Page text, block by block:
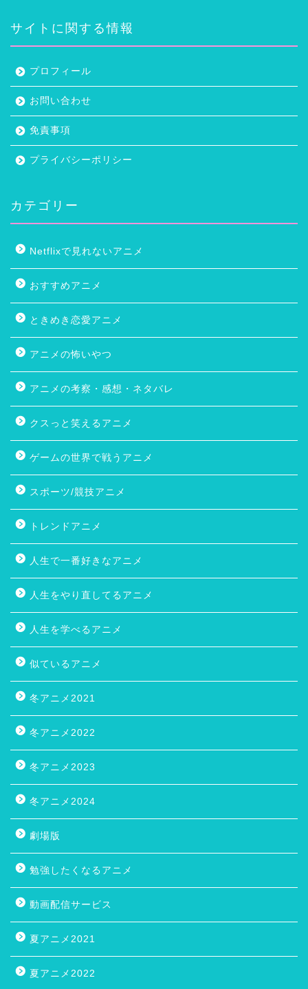
サイトに関する情報
プロフィール
お問い合わせ
免責事項
プライバシーポリシー
カテゴリー
Netflixで見れないアニメ
おすすめアニメ
ときめき恋愛アニメ
アニメの怖いやつ
アニメの考察・感想・ネタバレ
クスっと笑えるアニメ
ゲームの世界で戦うアニメ
スポーツ/競技アニメ
トレンドアニメ
人生で一番好きなアニメ
人生をやり直してるアニメ
人生を学べるアニメ
似ているアニメ
冬アニメ2021
冬アニメ2022
冬アニメ2023
冬アニメ2024
劇場版
勉強したくなるアニメ
動画配信サービス
夏アニメ2021
夏アニメ2022